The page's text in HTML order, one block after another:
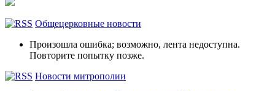
Общецерковные новости
Произошла ошибка; возможно, лента недоступна.
Повторите попытку позже.
Новости митрополии